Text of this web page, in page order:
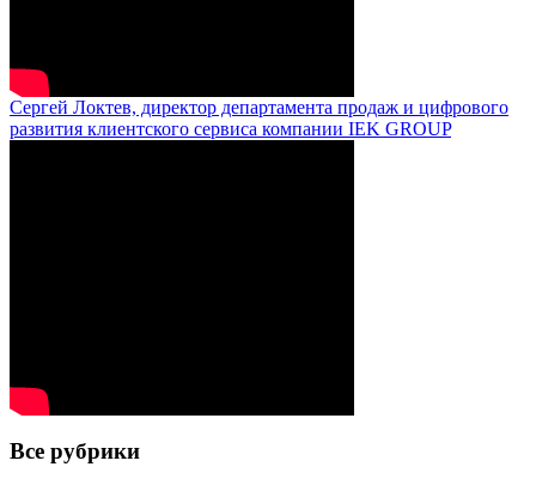
Сергей Локтев, директор департамента продаж и цифрового
развития клиентского сервиса компании IEK GROUP
Все рубрики